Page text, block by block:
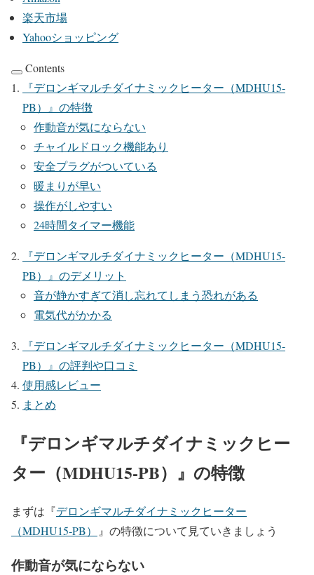
楽天市場
Yahooショッピング
Contents
『デロンギマルチダイナミックヒーター（MDHU15‐
PB）』の特徴
作動音が気にならない
チャイルドロック機能あり
安全プラグがついている
暖まりが早い
操作がしやすい
24時間タイマー機能
『デロンギマルチダイナミックヒーター（MDHU15‐
PB）』のデメリット
音が静かすぎて消し忘れてしまう恐れがある
電気代がかかる
『デロンギマルチダイナミックヒーター（MDHU15‐
PB）』の評判や口コミ
使用感レビュー
まとめ
『デロンギマルチダイナミックヒー
ター（MDHU15‐PB）』の特徴
まずは『デロンギマルチダイナミックヒーター
（MDHU15‐PB）
』の特徴について見ていきましょう
作動音が気にならない